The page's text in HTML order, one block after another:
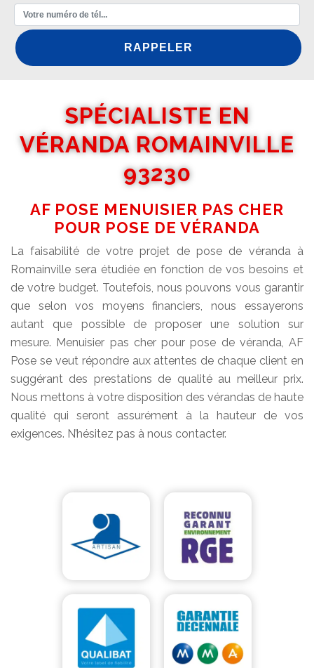
SPÉCIALISTE EN
VÉRANDA ROMAINVILLE
93230
AF POSE MENUISIER PAS CHER
POUR POSE DE VÉRANDA
La faisabilité de votre projet de pose de véranda à
Romainville sera étudiée en fonction de vos besoins et
de votre budget. Toutefois, nous pouvons vous garantir
que selon vos moyens financiers, nous essayerons
autant que possible de proposer une solution sur
mesure. Menuisier pas cher pour pose de véranda, AF
Pose se veut répondre aux attentes de chaque client en
suggérant des prestations de qualité au meilleur prix.
Nous mettons à votre disposition des vérandas de haute
qualité qui seront assurément à la hauteur de vos
exigences. N’hésitez pas à nous contacter.